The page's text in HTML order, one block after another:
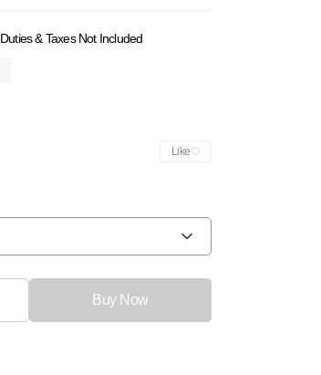
Duties & Taxes Not Included
Like
Buy Now